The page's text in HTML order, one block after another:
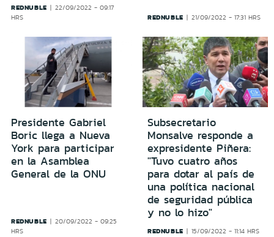
REDNUBLE
22/09/2022 - 09:17
HRS
REDNUBLE 21/09/2022 - 17:31 HRS
Presidente Gabriel
Boric llega a Nueva
York para participar
en la Asamblea
General de la ONU
REDNUBLE
20/09/2022 - 09:25
HRS
Subsecretario
Monsalve responde a
expresidente Piñera:
"Tuvo cuatro años
para dotar al país de
una política nacional
de seguridad pública
y no lo hizo"
REDNUBLE 15/09/2022 - 11:14 HRS